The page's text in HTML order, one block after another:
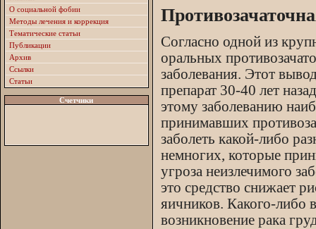
О социальной фобии
Методы лечения и коррекция
Тематические статьи
Публикации
Архив
Ссылки
Статьи
Счетчики
Согласно одной из
оральных
заболевания. Этот
препарат 30-40 лет
этому заболеванию
принимавших
заболеть какой-либо
немногих, которые
угроза неизлечимого
это средство снижает
яичников. Какого-либо
возникновение рака